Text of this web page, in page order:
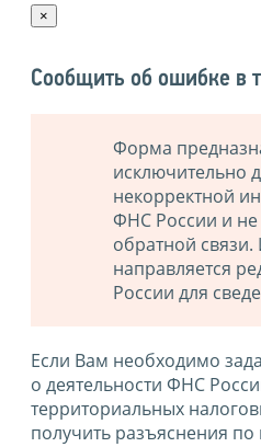
×
Сообщить об ошибке в
Форма
исключительно
некорректной
ФНС России и не
обратной
направляется
России для
Если Вам необходимо
о деятельности ФНС
территориальных
получить разъяснения